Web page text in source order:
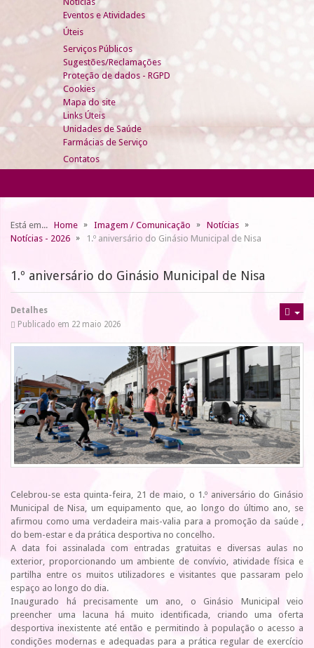
Eventos e Atividades
Úteis
Serviços Públicos
Sugestões/Reclamações
Proteção de dados - RGPD
Cookies
Mapa do site
Links Úteis
Unidades de Saúde
Farmácias de Serviço
Contatos
Está em... Home Imagem / Comunicação
Notícias
Notícias - 2026
1.º aniversário do Ginásio Municipal de Nisa
1.º aniversário do Ginásio Municipal de Nisa
Detalhes
Publicado em 22 maio 2026
Celebrou-se esta quinta-feira, 21 de maio, o 1.º aniversário do Ginásio
Municipal de Nisa, um equipamento que, ao longo do último ano, se
afirmou como uma verdadeira mais-valia para a promoção da saúde ,
do bem-estar e da prática desportiva no concelho.
A data foi assinalada com entradas gratuitas e diversas aulas no
exterior, proporcionando um ambiente de convívio, atividade física e
partilha entre os muitos utilizadores e visitantes que passaram pelo
espaço ao longo do dia.
Inaugurado há precisamente um ano, o Ginásio Municipal veio
preencher uma lacuna há muito identificada, criando uma oferta
desportiva inexistente até então e permitindo à população o acesso a
condições modernas e adequadas para a prática regular de exercício